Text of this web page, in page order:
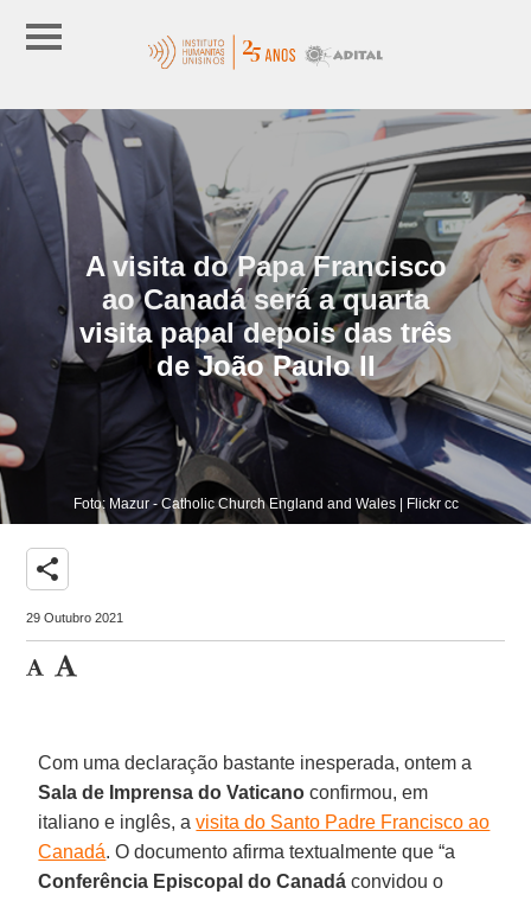
A visita do Papa Francisco
ao Canadá será a quarta
visita papal depois das três
de João Paulo II
Foto: Mazur - Catholic Church England and Wales | Flickr cc
share
29 Outubro 2021
Com uma declaração bastante inesperada, ontem a
Sala de Imprensa do Vaticano confirmou, em
italiano e inglês, avisita do Santo Padre Francisco ao
Canadá. O documento afirma textualmente que “a
Conferência Episcopal do Canadá convidou o